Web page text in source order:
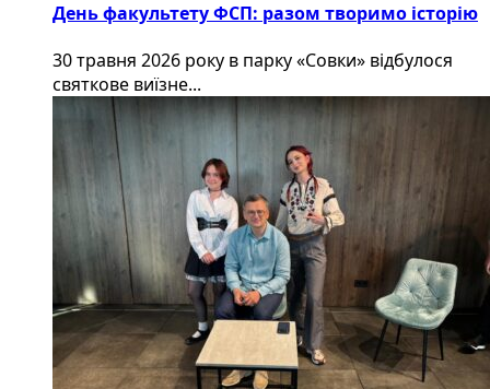
День факультету ФСП: разом творимо історію
30 травня 2026 року в парку «Совки» відбулося
святкове виїзне...